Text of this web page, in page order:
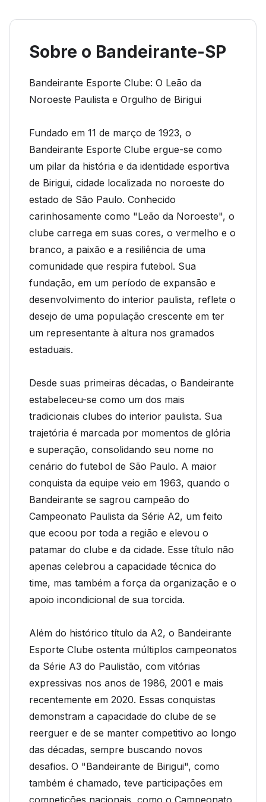
Sobre o Bandeirante-SP
Bandeirante Esporte Clube: O Leão da
Noroeste Paulista e Orgulho de Birigui
Fundado em 11 de março de 1923, o
Bandeirante Esporte Clube ergue-se como
um pilar da história e da identidade esportiva
de Birigui, cidade localizada no noroeste do
estado de São Paulo. Conhecido
carinhosamente como "Leão da Noroeste", o
clube carrega em suas cores, o vermelho e o
branco, a paixão e a resiliência de uma
comunidade que respira futebol. Sua
fundação, em um período de expansão e
desenvolvimento do interior paulista, reflete o
desejo de uma população crescente em ter
um representante à altura nos gramados
estaduais.
Desde suas primeiras décadas, o Bandeirante
estabeleceu-se como um dos mais
tradicionais clubes do interior paulista. Sua
trajetória é marcada por momentos de glória
e superação, consolidando seu nome no
cenário do futebol de São Paulo. A maior
conquista da equipe veio em 1963, quando o
Bandeirante se sagrou campeão do
Campeonato Paulista da Série A2, um feito
que ecoou por toda a região e elevou o
patamar do clube e da cidade. Esse título não
apenas celebrou a capacidade técnica do
time, mas também a força da organização e o
apoio incondicional de sua torcida.
Além do histórico título da A2, o Bandeirante
Esporte Clube ostenta múltiplos campeonatos
da Série A3 do Paulistão, com vitórias
expressivas nos anos de 1986, 2001 e mais
recentemente em 2020. Essas conquistas
demonstram a capacidade do clube de se
reerguer e de se manter competitivo ao longo
das décadas, sempre buscando novos
desafios. O "Bandeirante de Birigui", como
também é chamado, teve participações em
competições nacionais, como o Campeonato